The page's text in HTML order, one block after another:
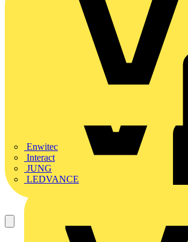
Enwitec
Interact
JUNG
LEDVANCE